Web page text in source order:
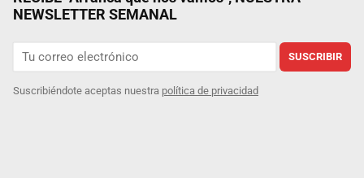
NEWSLETTER SEMANAL
SUSCRIBIR
Suscribiéndote aceptas nuestra política de privacidad